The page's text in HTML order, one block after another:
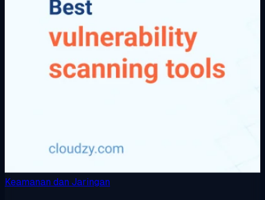
Keamanan dan Jaringan